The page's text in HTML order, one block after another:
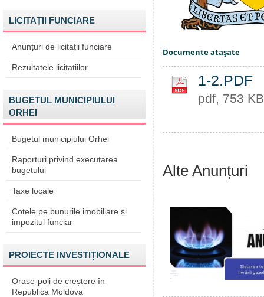
LICITAȚII FUNCIARE
Anunțuri de licitații funciare
Rezultatele licitațiilor
BUGETUL MUNICIPIULUI
ORHEI
Bugetul municipiului Orhei
Raporturi privind executarea
bugetului
Taxe locale
Cotele pe bunurile imobiliare și
impozitul funciar
PROIECTE INVESTIȚIONALE
Orașe-poli de creștere în
Republica Moldova
Documente ataşate
1-2.PDF
pdf, 753 KB
Alte Anunțuri